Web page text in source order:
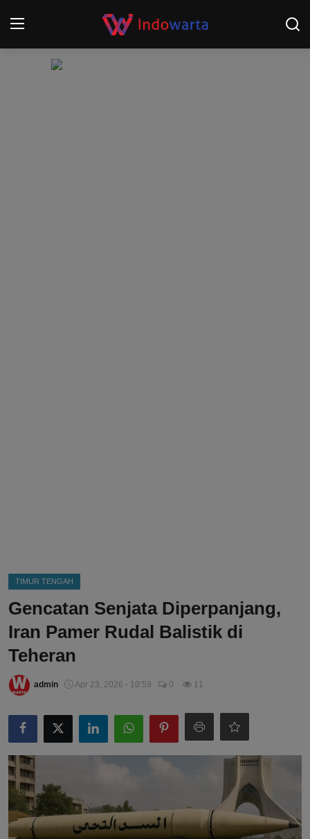
TIMUR TENGAH
Gencatan Senjata Diperpanjang,
Iran Pamer Rudal Balistik di
Teheran
admin Apr 23, 2026 - 10:59 0 11